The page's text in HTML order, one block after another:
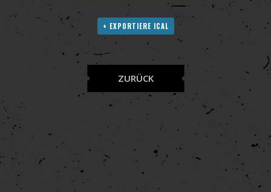
+ EXPORTIERE ICAL
ZURÜCK